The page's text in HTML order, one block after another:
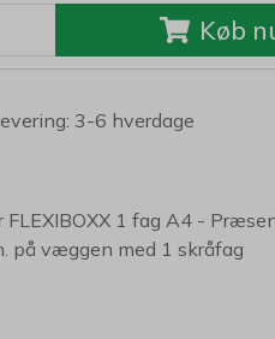
Køb
3-6 hverdage
FLEXIBOXX 1 fag A4 -
på væggen med 1 skråfag